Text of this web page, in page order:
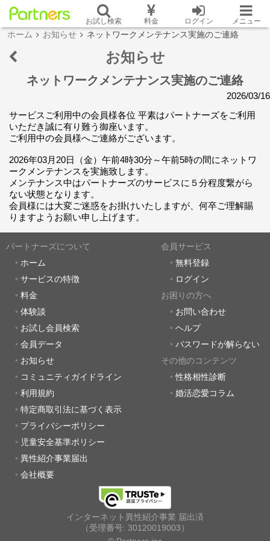
お試し検索 料金 ログイン メニュー
ホーム お知らせ ネットワークメンテナンス実施のご連絡
お知らせ
ネットワークメンテナンス実施のご連絡
2026/03/16
サービスご利用中の会員様各位 平素はパートナーズをご利用
いただき誠に有り難う御座います。
ご利用中の会員様へご連絡がございます。
2026年03月20日（金）午前4時30分～午前5時の間にネットワ
ークメンテナンスを実施致します。
メンテナンス中はパートナーズのサービスに５分程度繋がら
ない状態となります。
会員様には大変ご迷惑をお掛けいたしますが、何卒ご理解賜
りますようお願い申し上げます。
パートナーズについて
ホーム
サービスの特徴
料金
体験談
お試し会員検索
会員データ
お知らせ
コミュニティガイドライン
利用規約
特定商取引法に基づく表示
プライバシーポリシー
児童安全基準ポリシー
異性紹介事業届出
会社概要
会員サービス
無料登録
ログイン
お困りの方へ
お問い合わせ
ヘルプ
パスワードが解らない
その他のコンテンツ
性格相性診断
婚活恋愛コラム
インターネット異性紹介事業 届出済
（受理番号: 30120019003）